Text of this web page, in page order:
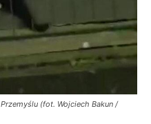
(fot. Wojciech Bakun /